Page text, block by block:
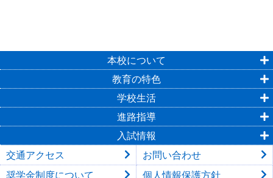
本校について
教育の特色
学校生活
進路指導
入試情報
交通アクセス
お問い合わせ
奨学金制度について
個人情報保護方針